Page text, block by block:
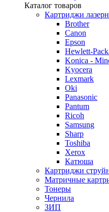
Каталог товаров
Картриджи
Brother
Canon
Epson
Hewlett-
Konica -
Kyocera
Lexmark
Oki
Panasonic
Pantum
Ricoh
Samsung
Sharp
Toshiba
Xerox
Катюша
Картриджи
Матричные
Тонеры
Чернила
ЗИП